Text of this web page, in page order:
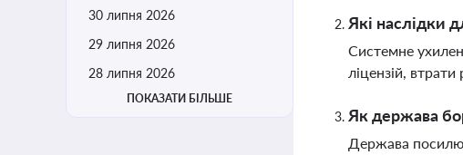
30 липня 2026
29 липня 2026
28 липня 2026
ПОКАЗАТИ БІЛЬШЕ
Які наслідки
Системне
ліцензій, втрати
Як держава
Держава